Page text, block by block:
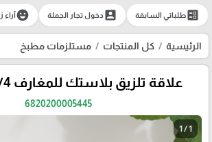
ballotطلباتي السابقة account_boxدخول تجار الجملة emoji_emotionsآراء
الرئيسية كل المنتجات مستلزمات مطبخ
علاقة تلزيق بلاستك للمغارف RT54/4 =%%
6820200005445
1 / 1